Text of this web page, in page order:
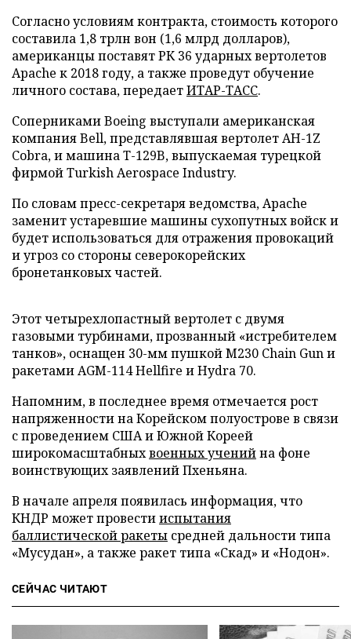
Согласно условиям контракта, стоимость которого
составила 1,8 трлн вон (1,6 млрд долларов),
американцы поставят РК 36 ударных вертолетов
Apache к 2018 году, а также проведут обучение
личного состава, передаетИТАР-ТАСС.
Соперниками Boeing выступали американская
компания Bell, представлявшая вертолет AH-1Z
Cobra, и машина T-129B, выпускаемая турецкой
фирмой Turkish Aerospace Industry.
По словам пресс-секретаря ведомства, Apache
заменит устаревшие машины сухопутных войск и
будет использоваться для отражения провокаций
и угроз со стороны северокорейских
бронетанковых частей.
Этот четырехлопастный вертолет с двумя
газовыми турбинами, прозванный «истребителем
танков», оснащен 30-мм пушкой M230 Chain Gun и
ракетами AGM-114 Hellfire и Hydra 70.
Напомним, в последнее время отмечается рост
напряженности на Корейском полуострове в связи
с проведением США и Южной Кореей
широкомасштабныхвоенных ученийна фоне
воинствующих заявлений Пхеньяна.
В начале апреля появилась информация, что
КНДР может провестииспытания
баллистической ракеты средней дальности типа
«Мусудан», а также ракет типа «Скад» и «Нодон».
СЕЙЧАС ЧИТАЮТ